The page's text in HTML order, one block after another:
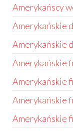
Amerykańscy
Amerykańskie
Amerykańskie
Amerykańskie
Amerykańskie
Amerykańskie
Amerykańskie